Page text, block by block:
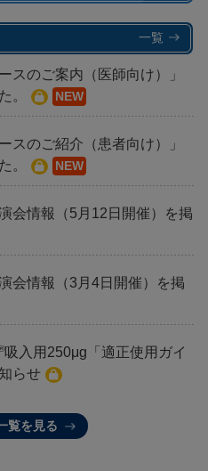
一覧
スのご案内（医師向け）」
。
NEW
スのご紹介（患者向け）」
。
NEW
会情報（5月12日開催）を掲
会情報（3月4日開催）を掲
吸入用250μg「適正使用ガイ
らせ
覧を見る